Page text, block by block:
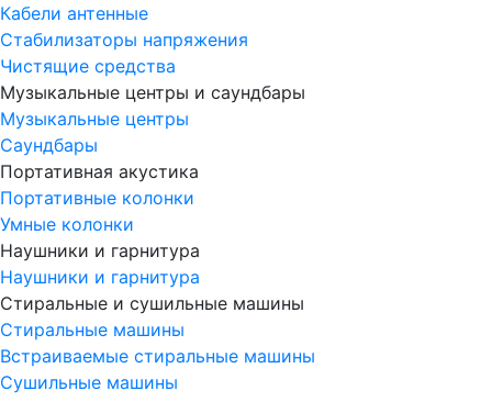
Кабели антенные
Стабилизаторы напряжения
Чистящие средства
Музыкальные центры и саундбары
Музыкальные центры
Саундбары
Портативная акустика
Портативные колонки
Умные колонки
Наушники и гарнитура
Наушники и гарнитура
Стиральные и сушильные машины
Стиральные машины
Встраиваемые стиральные машины
Сушильные машины